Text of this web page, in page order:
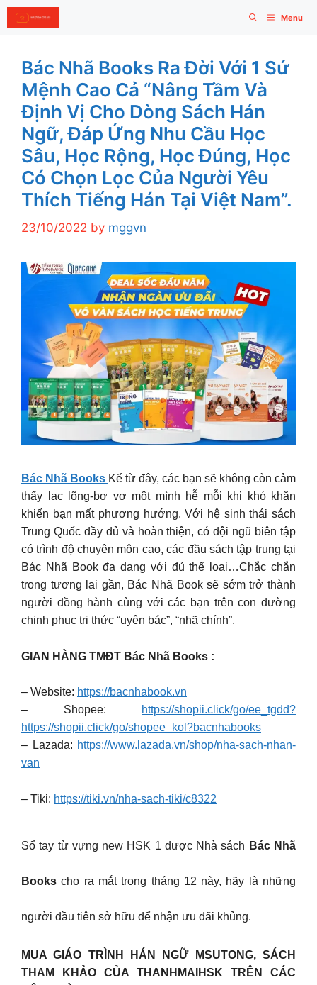
Skip
to
Menu
Bác Nhã Books Ra Đời Với 1 Sứ
Mệnh Cao Cả “nâng Tầm Và
Định Vị Cho Dòng Sách Hán
Ngữ, Đáp Ứng Nhu Cầu Học
Sâu, Học Rộng, Học Đúng, Học
Có Chọn Lọc Của Người Yêu
Thích Tiếng Hán Tại Việt Nam”.
23/10/2022 by mggvn
Bác Nhã Books Kể từ đây, các bạn sẽ không còn cảm
thấy lạc lõng-bơ vơ một mình hễ mỗi khi khó khăn
khiến bạn mất phương hướng. Với hệ sinh thái sách
Trung Quốc đầy đủ và hoàn thiện, có đội ngũ biên tập
có trình độ chuyên môn cao, các đầu sách tập trung tại
Bác Nhã Book đa dạng với đủ thể loại…Chắc chắn
trong tương lai gần, Bác Nhã Book sẽ sớm trở thành
người đồng hành cùng với các bạn trên con đường
chinh phục tri thức “uyên bác”, “nhã chính”.
GIAN HÀNG TMĐT Bác Nhã Books :
– Website: https://bacnhabook.vn
– Shopee:
https://shopii.click/go/ee_tgdd?
https://shopii.click/go/shopee_kol?bacnhabooks
– Lazada: https://www.lazada.vn/shop/nha-sach-nhan-
van
– Tiki: https://tiki.vn/nha-sach-tiki/c8322
Sổ tay từ vựng new HSK 1 được Nhà sách Bác Nhã
Books cho ra mắt trong tháng 12 này, hãy là những
người đầu tiên sở hữu để nhận ưu đãi khủng.
MUA GIÁO TRÌNH HÁN NGỮ MSUTONG, SÁCH
THAM KHẢO CỦA THANHMAIHSK TRÊN CÁC